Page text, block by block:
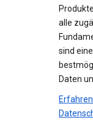
alle
sind
Daten